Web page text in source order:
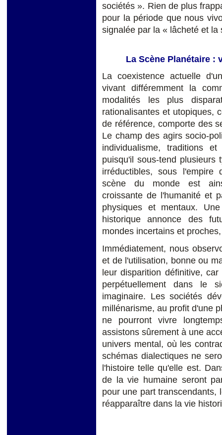
sociétés ». Rien de plus
pour la période que nous
signalée par la « lâcheté et la
La Scène Planétaire :
La coexistence actuelle
vivant différem­ment la
modalités les plus
rationalisantes et utopiques,
de référence, comporte des
Le champ des agirs socio-
individualisme, traditions
puisqu'il sous-tend plusieurs
irréductibles, sous l'empire
scène du monde est
croissante de l'humanité et
physiques et mentaux.
historique annonce des
mondes incertains et
Immédiatement, nous
et de l'utilisation, bonne ou
leur disparition définitive,
perpétuellement dans le
imaginaire. Les sociétés
millénarisme, au profit d'une
ne pourront vivre
assistons sûrement à une
univers mental, où les
schémas dialectiques ne
l'histoire telle qu'elle est.
de la vie humaine seront
pour une part transcendants,
réapparaître dans la vie